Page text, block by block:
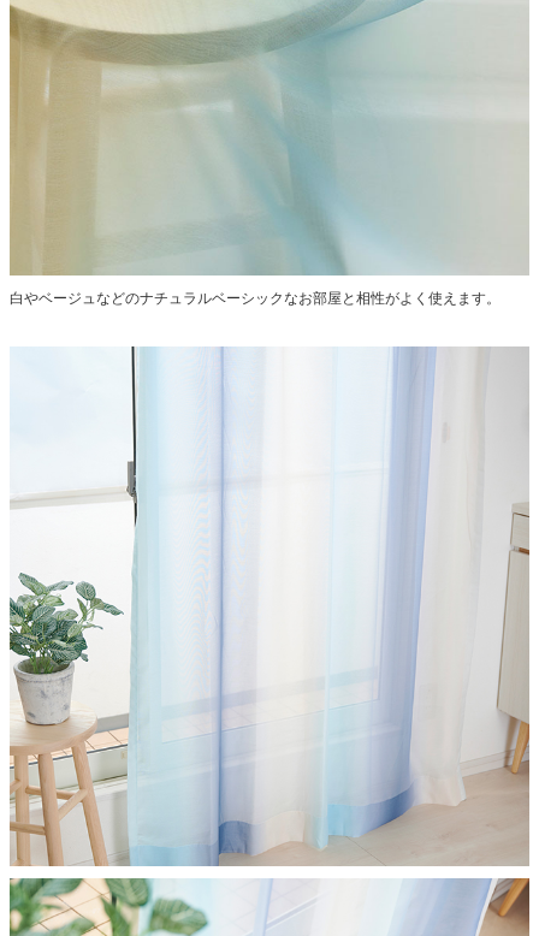
白やベージュなどのナチュラルベーシックなお部屋と相性がよく使えます。